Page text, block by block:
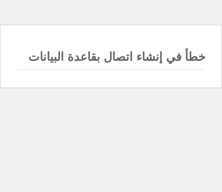
خطأ في إنشاء اتصال بقاعدة البيانات